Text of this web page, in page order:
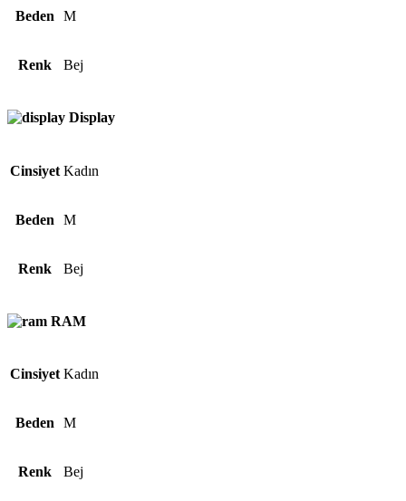
Beden M
Renk Bej
Display
Cinsiyet Kadın
Beden M
Renk Bej
RAM
Cinsiyet Kadın
Beden M
Renk Bej